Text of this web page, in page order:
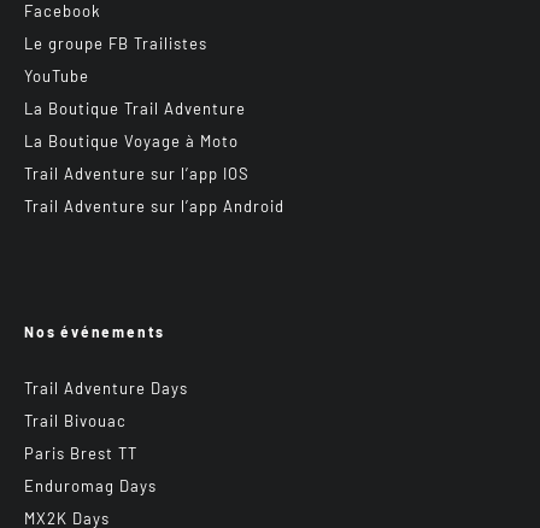
Facebook
Le groupe FB Trailistes
YouTube
La Boutique Trail Adventure
La Boutique Voyage à Moto
Trail Adventure sur l’app IOS
Trail Adventure sur l’app Android
Nos événements
Trail Adventure Days
Trail Bivouac
Paris Brest TT
Enduromag Days
MX2K Days